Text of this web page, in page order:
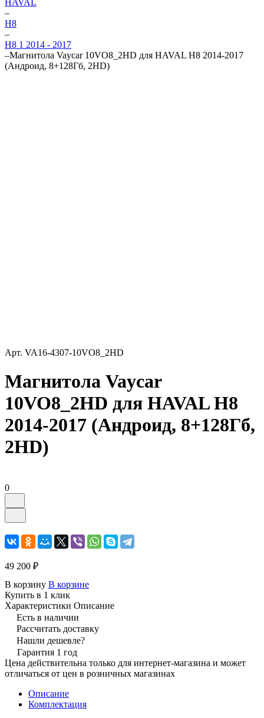
HAVAL
–
H8
–
H8 1 2014 - 2017
–Магнитола Vaycar 10VO8_2HD для HAVAL H8 2014-2017
(Андроид, 8+128Гб, 2HD)
Арт. VA16-4307-10VO8_2HD
Магнитола Vaycar
10VO8_2HD для HAVAL H8
2014-2017 (Андроид, 8+128Гб,
2HD)
0
49 200 ₽
В корзину В корзине
Купить в 1 клик
Характеристики Описание
Есть в наличии
Рассчитать доставку
Нашли дешевле?
Гарантия 1 год
Цена действительна только для интернет-магазина и может
отличаться от цен в розничных магазинах
Описание
Комплектация